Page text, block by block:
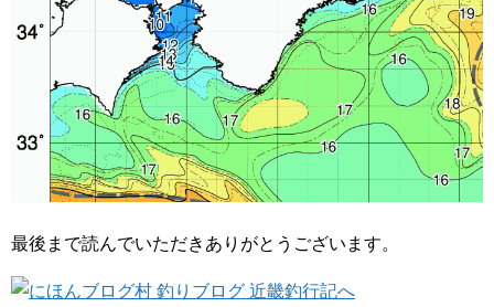
最後まで読んでいただきありがとうございます。